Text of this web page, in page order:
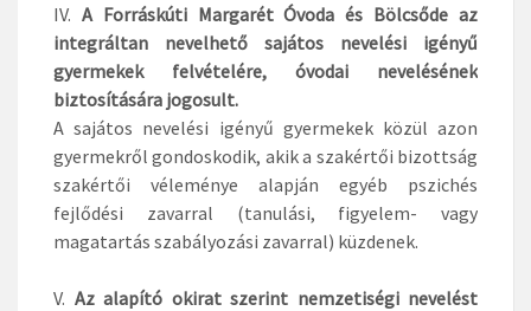
IV. A Forráskúti Margarét Óvoda és Bölcsőde az
integráltan nevelhető sajátos nevelési igényű
gyermekek felvételére, óvodai nevelésének
biztosítására jogosult.
A sajátos nevelési igényű gyermekek közül azon
gyermekről gondoskodik, akik a szakértői bizottság
szakértői véleménye alapján egyéb pszichés
fejlődési zavarral (tanulási, figyelem- vagy
magatartás szabályozási zavarral) küzdenek.
V. Az alapító okirat szerint nemzetiségi nevelést